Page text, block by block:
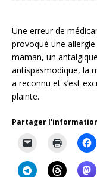
Une erreur de
provoqué une
maman, un
antispasmodique, la
a reconnu et s’est
plainte.
Partager